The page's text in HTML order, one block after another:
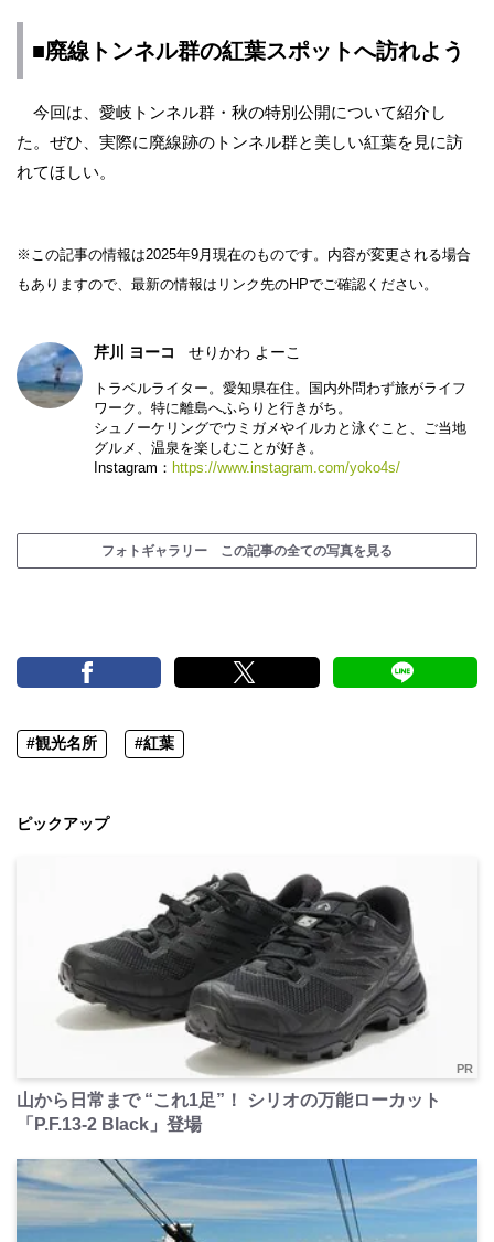
■廃線トンネル群の紅葉スポットへ訪れよう
今回は、愛岐トンネル群・秋の特別公開について紹介し
た。ぜひ、実際に廃線跡のトンネル群と美しい紅葉を見に訪
れてほしい。
※この記事の情報は2025年9月現在のものです。内容が変更される場合
もありますので、最新の情報はリンク先のHPでご確認ください。
芹川 ヨーコ せりかわ よーこ
トラベルライター。愛知県在住。国内外問わず旅がライフ
ワーク。特に離島へふらりと行きがち。
シュノーケリングでウミガメやイルカと泳ぐこと、ご当地
グルメ、温泉を楽しむことが好き。
Instagram： https://www.instagram.com/yoko4s/
フォトギャラリー この記事の全ての写真を見る
#観光名所 #紅葉
ピックアップ
PR
山から日常まで “これ1足”！ シリオの万能ローカット
「P.F.13-2 Black」登場